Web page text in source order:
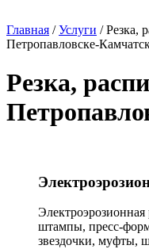
Главная /Услуги /Резка,
Петропавловске-
Резка,
Электроэрозионная
штампы, пресс-
звездочки, муфты,